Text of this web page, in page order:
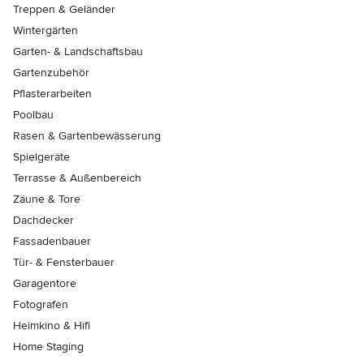
Treppen & Geländer
Wintergärten
Garten- & Landschaftsbau
Gartenzubehör
Pflasterarbeiten
Poolbau
Rasen & Gartenbewässerung
Spielgeräte
Terrasse & Außenbereich
Zäune & Tore
Dachdecker
Fassadenbauer
Tür- & Fensterbauer
Garagentore
Fotografen
Heimkino & Hifi
Home Staging